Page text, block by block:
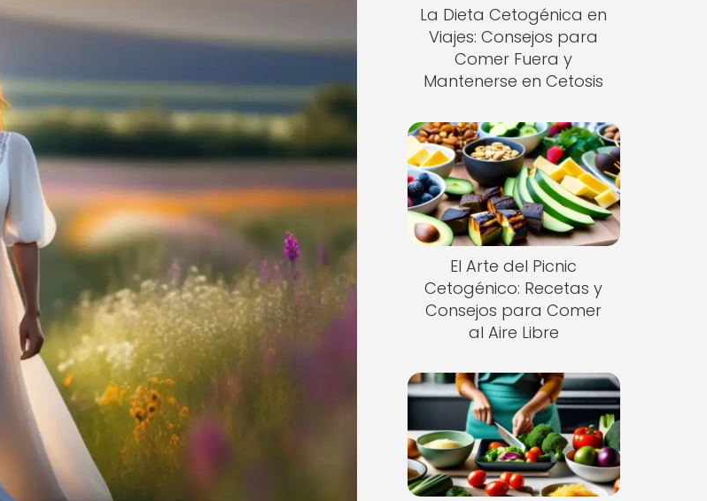
La Dieta Cetogénica en
Viajes: Consejos para
Comer Fuera y
Mantenerse en Cetosis
El Arte del Picnic
Cetogénico: Recetas y
Consejos para Comer
al Aire Libre